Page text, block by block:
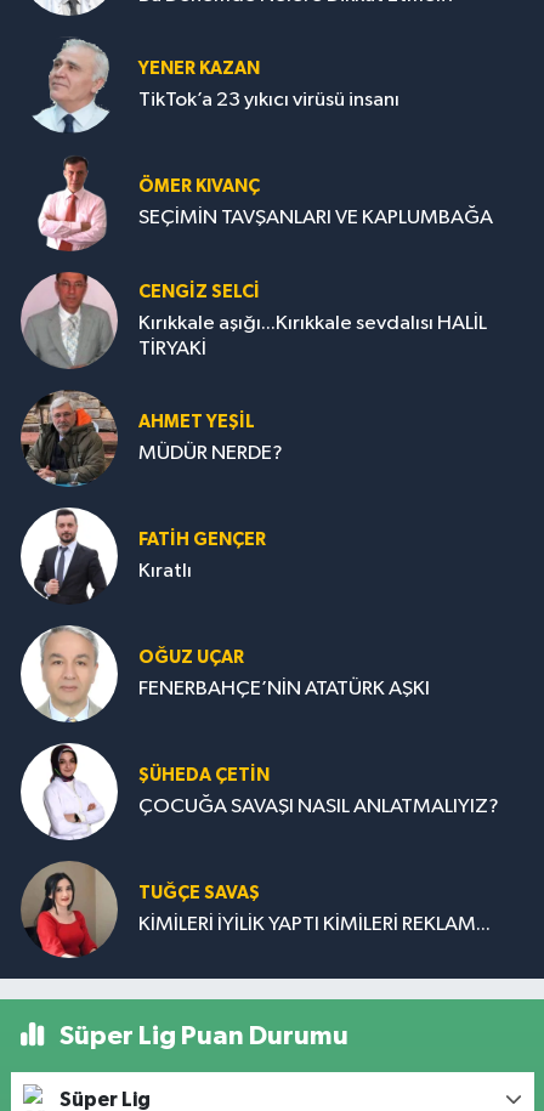
YENER KAZAN
TikTok’a 23 yıkıcı virüsü insanı
ÖMER KIVANÇ
SEÇİMİN TAVŞANLARI VE KAPLUMBAĞA
CENGİZ SELCİ
Kırıkkale aşığı...Kırıkkale sevdalısı HALİL
TİRYAKİ
AHMET YEŞİL
MÜDÜR NERDE?
FATIH GENÇER
Kıratlı
OĞUZ UÇAR
FENERBAHÇE’NİN ATATÜRK AŞKI
ŞÜHEDA ÇETİN
ÇOCUĞA SAVAŞI NASIL ANLATMALIYIZ?
TUĞÇE SAVAŞ
KİMİLERİ İYİLİK YAPTI KİMİLERİ REKLAM...
Süper Lig Puan Durumu
Süper Lig